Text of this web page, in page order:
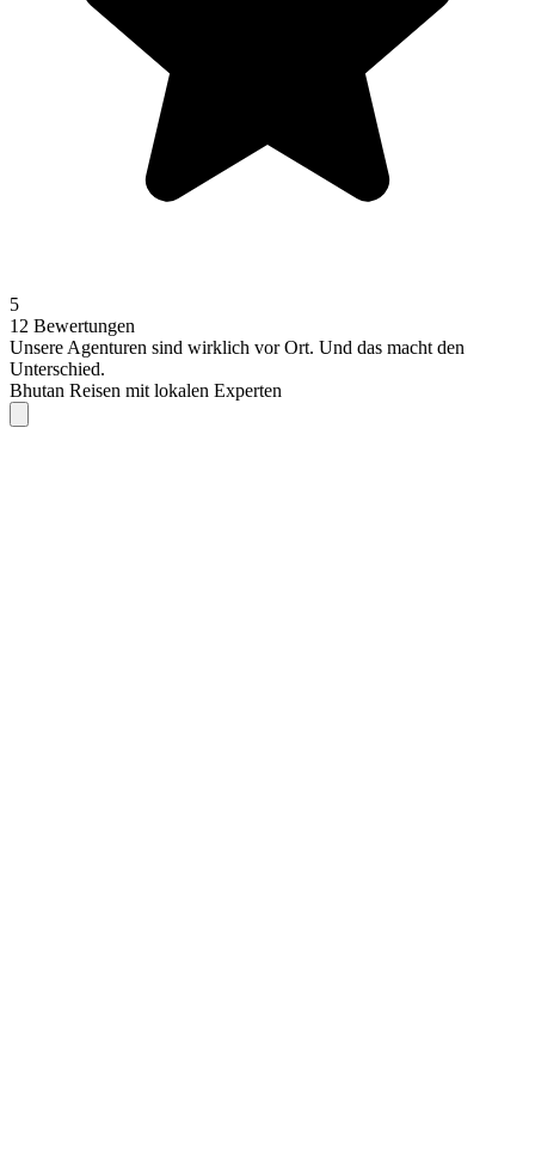
5
12 Bewertungen
Unsere Agenturen sind wirklich vor Ort. Und das macht den
Unterschied.
Bhutan Reisen mit lokalen Experten